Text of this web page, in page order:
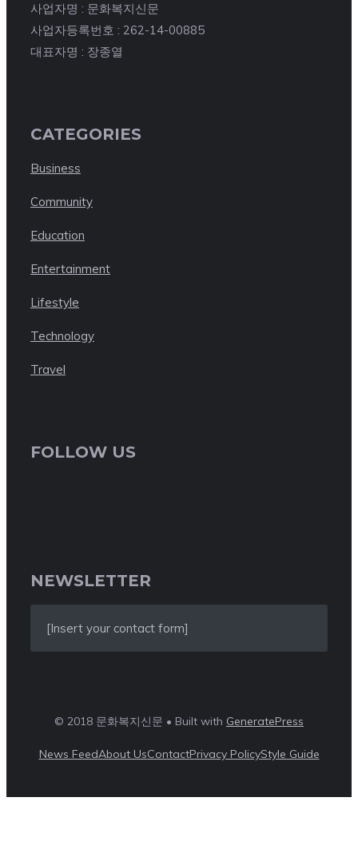
사업자명 : 문화복지신문
사업자등록번호 : 262-14-00885
대표자명 : 장종열
CATEGORIES
Business
Community
Education
Entertainment
Lifestyle
Technology
Travel
FOLLOW US
NEWSLETTER
[Insert your contact form]
© 2018 문화복지신문 • Built with GeneratePress
News FeedAbout UsContactPrivacy PolicyStyle Guide